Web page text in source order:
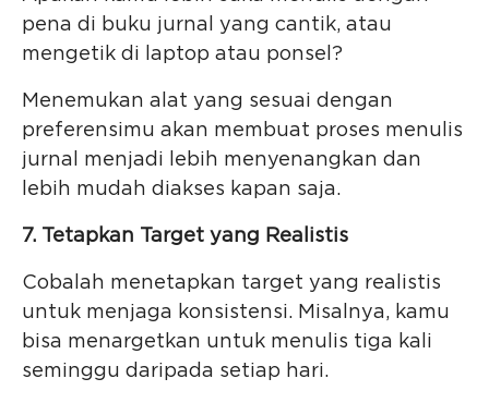
pena di buku jurnal yang cantik, atau
mengetik di laptop atau ponsel?
Menemukan alat yang sesuai dengan
preferensimu akan membuat proses menulis
jurnal menjadi lebih menyenangkan dan
lebih mudah diakses kapan saja.
7. Tetapkan Target yang Realistis
Cobalah menetapkan target yang realistis
untuk menjaga konsistensi. Misalnya, kamu
bisa menargetkan untuk menulis tiga kali
seminggu daripada setiap hari.